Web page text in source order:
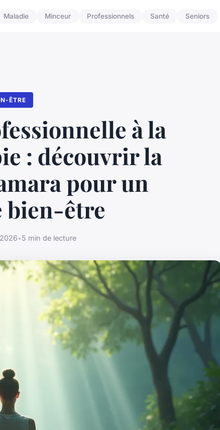
Maladie Minceur Professionnels Santé Seniors
ÊTRE
à la
: découvrir la
pour un
bien-être
•5 min de lecture